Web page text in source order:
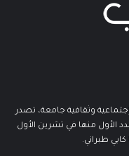
وثقافية جامعة، تصدر
الأول منها في تشرين الأول